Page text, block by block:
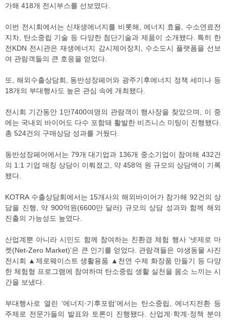
가해 418개 전시부스를 선보였다.
이번 전시회에서는 신재생에너지를 비롯해, 에너지 효율, 수소연료전
지차, 탄소중립 기술 등 다양한 첨단기술과 제품이 소개됐다. 특히 한
전KDN 전시관은 재생에너지 감시제어장치, 수소도시 플랫폼을 선보
여 관람객들의 큰 호응을 얻었다.
또, 해외수출상담회, 동반성장페어와 광주기후에너지 정책 세미나 등
18개의 부대행사도 높은 관심 속에 개최됐다.
전시회 기간동안 1만7400여명의 관람객이 행사장을 찾았으며, 이 중
에는 국내외 바이어도 다수 포함돼 활발한 비즈니스 미팅이 진행됐다.
총 524건의 구매상담 성과를 거뒀다.
동반성장페어에서는 79개 대기업과 136개 중소기업이 참여해 432건
의 1:1 기업 매칭 상담이 이뤄졌고, 약 458억 원 규모의 상담액이 기록
됐다.
KOTRA 수출상담회에서는 15개사의 해외바이어가 참가해 92건의 상
담을 진행, 약 900억원(6600만 달러) 규모의 상담 성과와 함께 해외
진출의 가능성도 높였다.
산업계뿐 아니라 시민도 함께 참여하는 친환경 체험 행사 ‘넷제로 마
켓(Net-Zero Market)’은 큰 인기를 얻었다. 관람객들은 야생동물 사진
전시회 ▲제로웨이스트 생활용품 ▲천연 수제 화장품 만들기 등 다양
한 체험형 프로그램에 참여하며 탄소중립 생활 실천을 몸소 느끼는 시
간을 보냈다.
부대행사로 열린 ‘에너지·기후포럼’에서는 탄소중립, 에너지전환 등
주제로 전문가들의 발표와 토론이 진행됐다. 산업계·학계·정책 분야